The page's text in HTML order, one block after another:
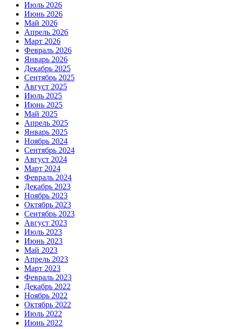
Июль 2026
Июнь 2026
Май 2026
Апрель 2026
Март 2026
Февраль 2026
Январь 2026
Декабрь 2025
Сентябрь 2025
Август 2025
Июль 2025
Июнь 2025
Май 2025
Апрель 2025
Январь 2025
Ноябрь 2024
Сентябрь 2024
Август 2024
Март 2024
Февраль 2024
Декабрь 2023
Ноябрь 2023
Октябрь 2023
Сентябрь 2023
Август 2023
Июль 2023
Июнь 2023
Май 2023
Апрель 2023
Март 2023
Февраль 2023
Декабрь 2022
Ноябрь 2022
Октябрь 2022
Июль 2022
Июнь 2022